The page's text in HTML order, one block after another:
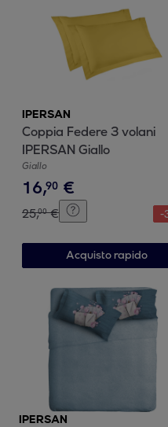
IPERSAN
Coppia Federe 3 volani
IPERSAN Giallo
Giallo
16,90 €
25,00 € -
Acquisto rapido
IPERSAN